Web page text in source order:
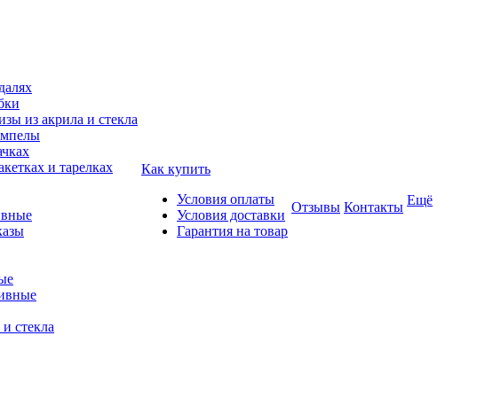
из акрила и стекла
и тарелках
стекла
Как купить
Условия оплаты
Условия доставки
Гарантия на товар
Отзывы Контакты Ещё